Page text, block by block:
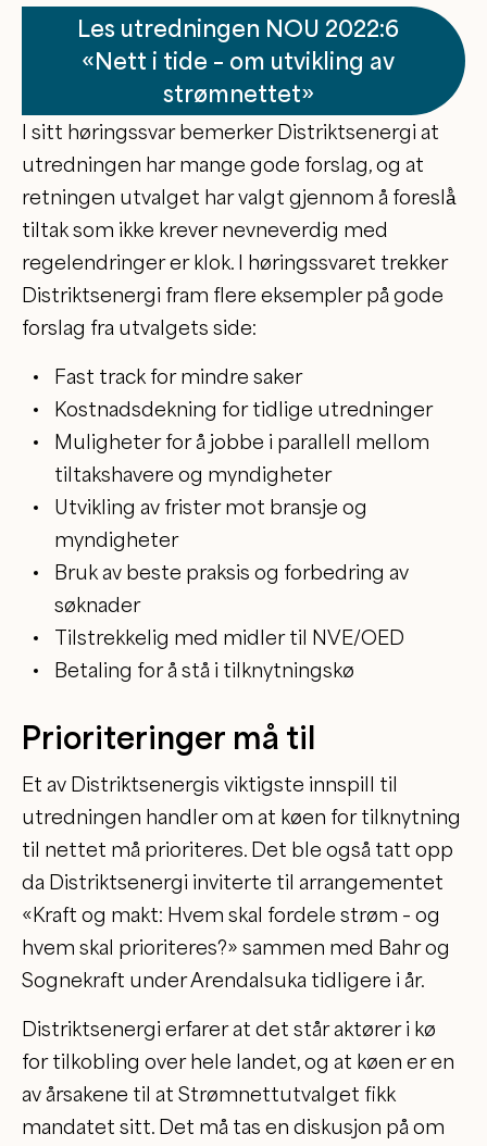
Les utredningen NOU 2022:6
«Nett i tide – om utvikling av
strømnettet»
I sitt høringssvar bemerker Distriktsenergi at
utredningen har mange gode forslag, og at
retningen utvalget har valgt gjennom å foreslå̊
tiltak som ikke krever nevneverdig med
regelendringer er klok. I høringssvaret trekker
Distriktsenergi fram flere eksempler på gode
forslag fra utvalgets side:
Fast track for mindre saker
Kostnadsdekning for tidlige utredninger
Muligheter for å jobbe i parallell mellom
tiltakshavere og myndigheter
Utvikling av frister mot bransje og
myndigheter
Bruk av beste praksis og forbedring av
søknader
Tilstrekkelig med midler til NVE/OED
Betaling for å stå i tilknytningskø
Prioriteringer må til
Et av Distriktsenergis viktigste innspill til
utredningen handler om at køen for tilknytning
til nettet må prioriteres. Det ble også tatt opp
da Distriktsenergi inviterte til arrangementet
«Kraft og makt: Hvem skal fordele strøm – og
hvem skal prioriteres?» sammen med Bahr og
Sognekraft under Arendalsuka tidligere i år.
Distriktsenergi erfarer at det står aktører i kø
for tilkobling over hele landet, og at køen er en
av årsakene til at Strømnettutvalget fikk
mandatet sitt. Det må tas en diskusjon på om